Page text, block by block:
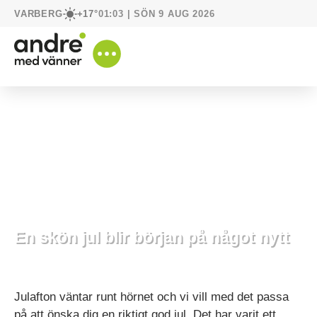
VARBERG +17°01:03 | SÖN 9 AUG 2026
En skön jul blir början på något nytt
Julafton väntar runt hörnet och vi vill med det passa